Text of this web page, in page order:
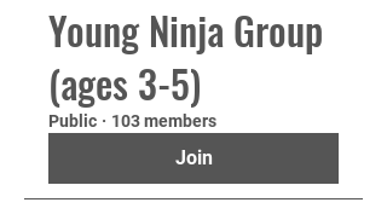
Young Ninja Group
(ages 3-5)
Public · 103 members
Join